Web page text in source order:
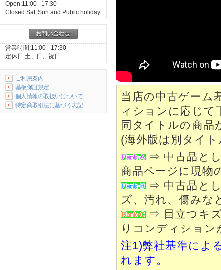
Open:11:00 - 17:30
Closed:Sat, Sun and Public holiday
営業時間:11:00 - 17:30
定休日:土、日、祝日
ご利用案内
基板保証規定
個人情報の取扱いについて
特定商取引法に基づく表記
当店の中古ゲーム
ィションに応じて
同タイトルの商品
(海外版は別タイ
⇒ 中古品とし
商品ページに現物
⇒ 中古品とし
ズ、汚れ、傷みな
⇒ 目立つキズ
りコンディション
注1)弊社基準によ
れます。